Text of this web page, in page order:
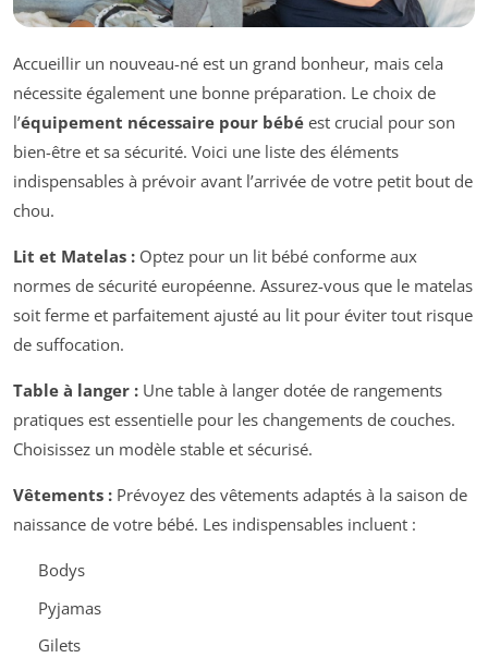
Accueillir un nouveau-né est un grand bonheur, mais cela
nécessite également une bonne préparation. Le choix de
l’équipement nécessaire pour bébé est crucial pour son
bien-être et sa sécurité. Voici une liste des éléments
indispensables à prévoir avant l’arrivée de votre petit bout de
chou.
Lit et Matelas : Optez pour un lit bébé conforme aux
normes de sécurité européenne. Assurez-vous que le matelas
soit ferme et parfaitement ajusté au lit pour éviter tout risque
de suffocation.
Table à langer : Une table à langer dotée de rangements
pratiques est essentielle pour les changements de couches.
Choisissez un modèle stable et sécurisé.
Vêtements : Prévoyez des vêtements adaptés à la saison de
naissance de votre bébé. Les indispensables incluent :
Bodys
Pyjamas
Gilets